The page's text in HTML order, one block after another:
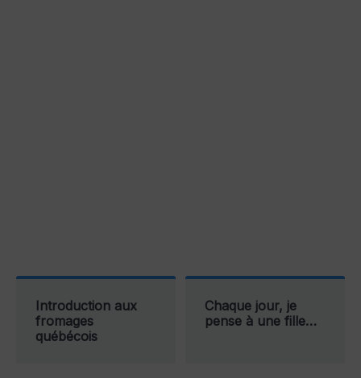
Introduction aux
fromages
québécois
Chaque jour, je
pense à une fille…